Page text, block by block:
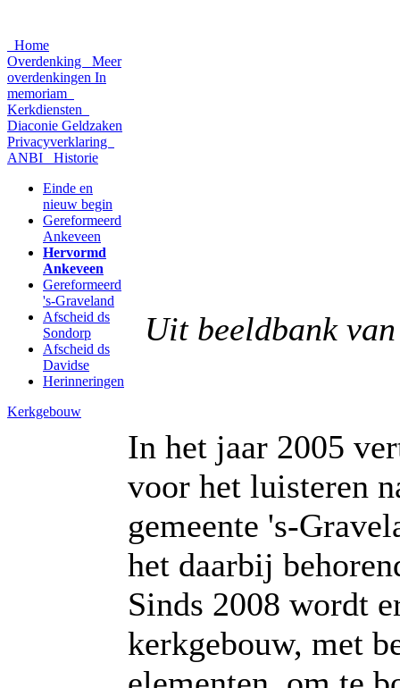
Home
Overdenking
Meer
overdenkingen In
memoriam
Kerkdiensten
Diaconie Geldzaken
Privacyverklaring
ANBI
Historie
Einde en
nieuw begin
Gereformeerd
Ankeveen
Hervormd
Ankeveen
Gereformeerd
's-Graveland
Afscheid ds
Sondorp
Afscheid ds
Davidse
Herinneringen
Kerkgebouw
Uit beeldbank
In het jaar 2005
voor het luisteren
gemeente 's-
het daarbij
Sinds 2008 wordt
kerkgebouw, met